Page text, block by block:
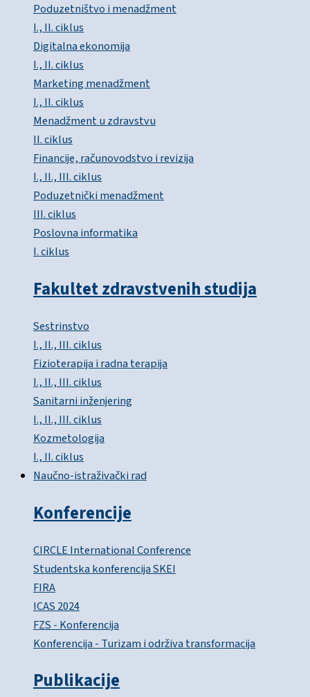
Poduzetništvo i menadžment
I., II. ciklus
Digitalna ekonomija
I., II. ciklus
Marketing menadžment
I., II. ciklus
Menadžment u zdravstvu
II. ciklus
Financije, računovodstvo i revizija
I., II., III. ciklus
Poduzetnički menadžment
III. ciklus
Poslovna informatika
I. ciklus
Fakultet zdravstvenih studija
Sestrinstvo
I., II., III. ciklus
Fizioterapija i radna terapija
I., II., III. ciklus
Sanitarni inženjering
I., II., III. ciklus
Kozmetologija
I., II. ciklus
Naučno-istraživački rad
Konferencije
CIRCLE International Conference
Studentska konferencija SKEI
FIRA
ICAS 2024
FZS - Konferencija
Konferencija - Turizam i održiva transformacija
Publikacije